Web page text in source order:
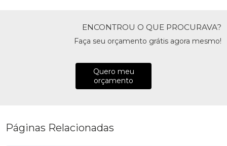
ENCONTROU O QUE PROCURAVA?
Faça seu orçamento grátis agora mesmo!
Quero meu
orçamento
Páginas Relacionadas